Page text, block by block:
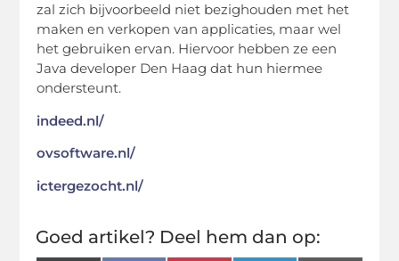
zal zich bijvoorbeeld niet bezighouden met het
maken en verkopen van applicaties, maar wel
het gebruiken ervan. Hiervoor hebben ze een
Java developer Den Haag dat hun hiermee
ondersteunt.
indeed.nl/
ovsoftware.nl/
ictergezocht.nl/
Goed artikel? Deel hem dan op: